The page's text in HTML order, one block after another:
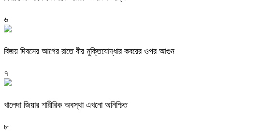
৬
বিজয় দিবসের আগের রাতে বীর মুক্তিযোদ্ধার কবরের ওপর আগুন
৭
খালেদা জিয়ার শারীরিক অবস্থা এখনো অনিশ্চিত
৮